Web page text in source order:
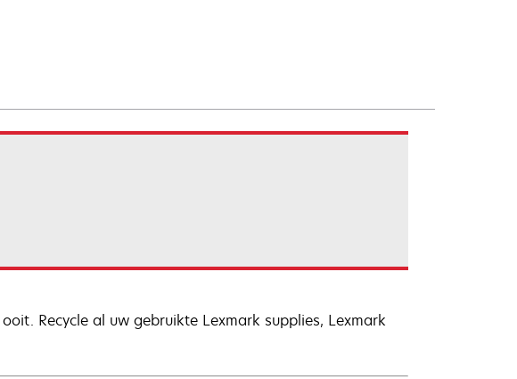
Recycle al uw gebruikte Lexmark supplies, Lexmark